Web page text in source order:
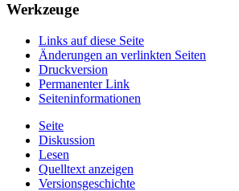
Werkzeuge
Links auf diese Seite
Änderungen an verlinkten Seiten
Druckversion
Permanenter Link
Seiten­­informationen
Seite
Diskussion
Lesen
Quelltext anzeigen
Versionsgeschichte